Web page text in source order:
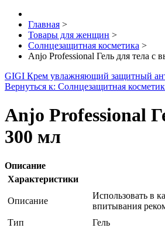
Главная >
Товары для женщин >
Солнцезащитная косметика >
Anjо Professional Гель для тела
GIGI Крем увлажняющий защитный
Вернуться к: Солнцезащитная
Anjо Professional
300 мл
Описание
Характеристики
Описание
Использовать в
впитывания
Тип
Гель